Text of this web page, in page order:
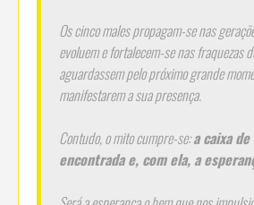
Os cinco males propagam-se nas
evoluem e fortalecem-se nas fraquezas
aguardassem pelo próximo grande
manifestarem a sua presença.
Contudo, o mito cumpre-se:a caixa
encontrada e, com ela, a